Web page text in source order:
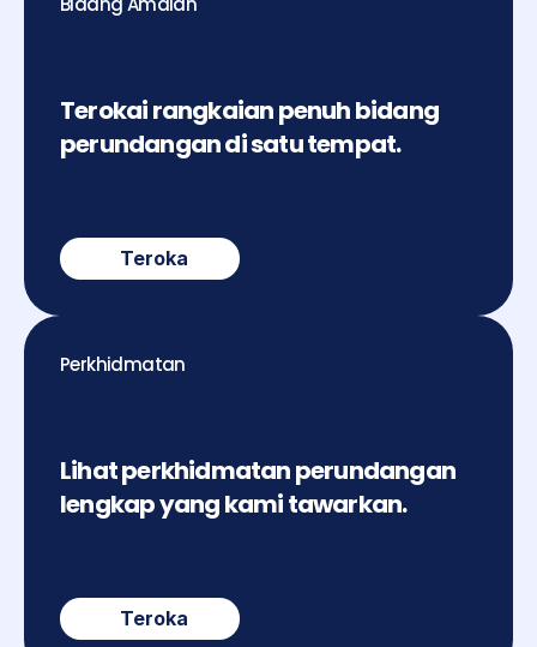
Terokai rangkaian penuh bidang
perundangan di satu tempat.
Teroka
Perkhidmatan
Lihat perkhidmatan perundangan
lengkap yang kami tawarkan.
Teroka